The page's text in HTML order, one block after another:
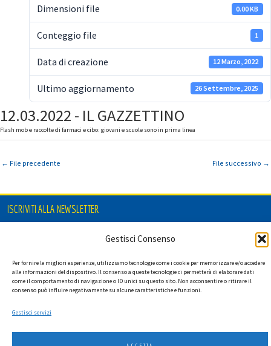
Gestisci Consenso
Per fornire le migliori esperienze, utilizziamo tecnologie come i cookie per memorizzare e/o accedere
alle informazioni del dispositivo. Il consenso a queste tecnologie ci permetterà di elaborare dati
come il comportamento di navigazione o ID unici su questo sito. Non acconsentire o ritirare il
consenso può influire negativamente su alcune caratteristiche e funzioni.
Gestisci servizi
Dimensioni file 0.00 KB
Conteggio file 1
Data di creazione 12 Marzo, 2022
Ultimo aggiornamento 26 Settembre, 2025
12.03.2022 - IL GAZZETTINO
Flash mob e raccolte di farmaci e cibo: giovani e scuole sono in prima linea
← File precedente File successivo →
ISCRIVITI ALLA NEWSLETTER
Ho letto l'informativa privacy e acconsento a ricevere via e-mail la
newsletter contenente aggiornamenti su attività, iniziative ed eventi
istituzionali.